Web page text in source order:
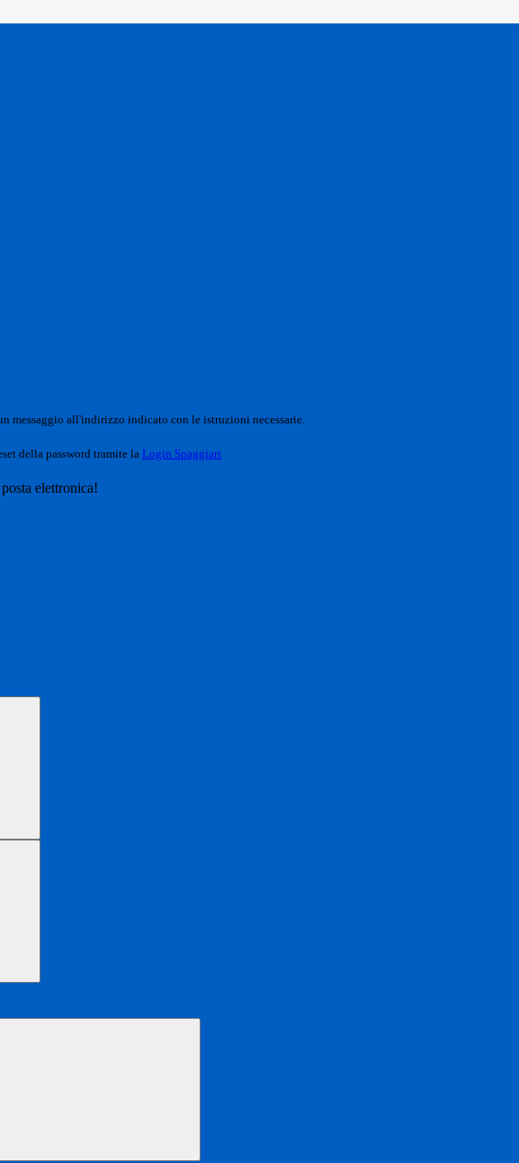
messaggio all'indirizzo indicato con le istruzioni necessarie.
della password tramite la Login Spaggiari
elettronica!